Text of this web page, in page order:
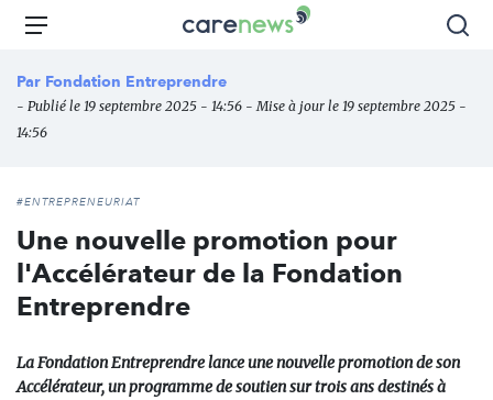
Aller
principal
Carenews,
média
des
Menu
Par Fondation Entreprendre
- Publié le 19 septembre 2025 - 14:56 - Mise à jour le 19 septembre 2025 -
14:56
#ENTREPRENEURIAT
Une nouvelle promotion pour
l'Accélérateur de la Fondation
Entreprendre
La Fondation Entreprendre lance une nouvelle promotion de son
Accélérateur, un programme de soutien sur trois ans destinés à